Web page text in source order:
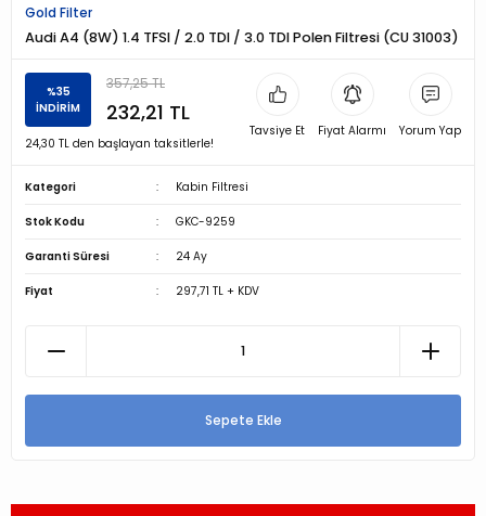
Gold Filter
Audi A4 (8W) 1.4 TFSI / 2.0 TDI / 3.0 TDI Polen Filtresi (CU 31003)
%35
İNDİRİM
357,25 TL
232,21 TL
24,30 TL den başlayan taksitlerle!
Tavsiye Et Fiyat Alarmı Yorum Yap
Kategori Kabin Filtresi
Stok Kodu GKC-9259
Garanti Süresi 24 Ay
Fiyat 297,71 TL + KDV
Sepete Ekle